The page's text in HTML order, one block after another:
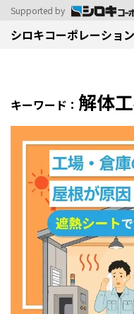
シロキコーポレーショ
Supported by
キーワード： 解体